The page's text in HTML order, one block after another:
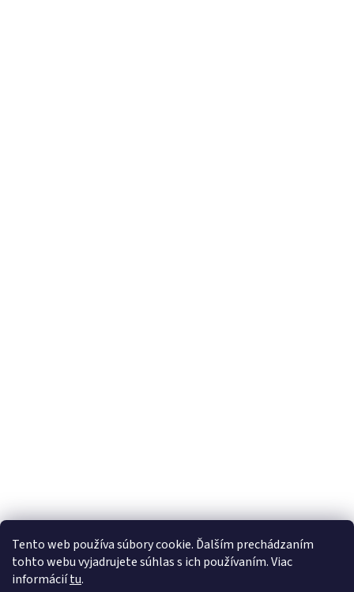
Tento web používa súbory cookie. Ďalším prechádzaním
tohto webu vyjadrujete súhlas s ich používaním. Viac
informáciítu.